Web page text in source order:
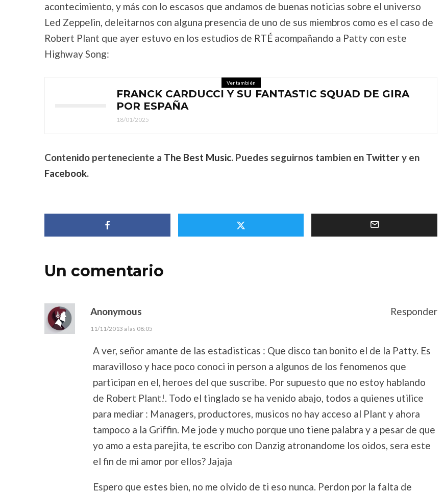
acontecimiento, y más con lo escasos que andamos de buenas noticias sobre el universo
Led Zeppelin, deleitarnos con alguna presencia de uno de sus miembros como es el caso de
Robert Plant que ayer estuvo en los estudios de RTÉ acompañando a Patty con este
Highway Song:
Ver también
FRANCK CARDUCCI Y SU FANTASTIC SQUAD DE GIRA
POR ESPAÑA
18/01/2025
Contenido perteneciente a The Best Music. Puedes seguirnos tambien en Twittery en
Facebook.
Un comentario
Anonymous
11/11/2013 a las 08:05
A ver, señor amante de las estadisticas : Que disco tan bonito el de la Patty. Es
maravilloso y hace poco conoci in person a algunos de los fenomenos que
participan en el, heroes del que suscribe. Por supuesto que no estoy hablando
de Robert Plant!. Todo el tinglado se ha venido abajo, todos a quienes utilice
para mediar : Managers, productores, musicos no hay acceso al Plant y ahora
tampoco a la Griffin. Me jode y mucho porque uno tiene palabra y a pesar de que
yo amo a esta parejita, te escribo con Danzig atronandome los oidos, sera este
el fin de mi amor por ellos? Jajaja
Espero que estes bien, no me olvido de ti eso nunca. Perdon por la falta de
Responder